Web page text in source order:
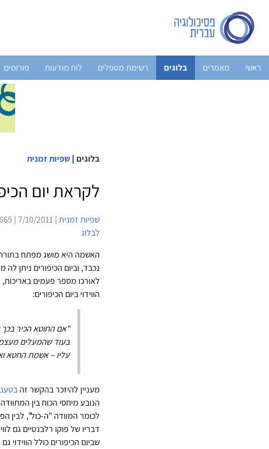
ראשי מאמרים בלוגים רשימת מטפלים לוח מודעות פורומים
בלוגים | שפיות זמנית
לקראת יום
שפיות זמנית | 7/10/2011 | 6,665 צפיות |
לבלוג
האשמה היא מושג מפתח בתורת
נכבד, וביום הכיפורים ניתן
לאורכו מספר פעמים
הווידוי ביום הכיפורים:
"אם החוטא הכיר
בעוד שהמעלים
עליו – אשמת החטא
מעניין להיזכר בהקשר זה
הנובע מיחסי הכוח בין
לכומר המוודה "ה-כול",
דבריו של פוקו רלבנטיים גם
שביום הכיפורים כולל הווידוי